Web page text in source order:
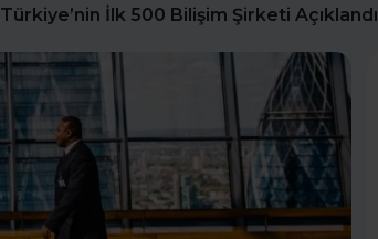
Türkiye’nin İlk 500 Bilişim Şirketi Açıklandı